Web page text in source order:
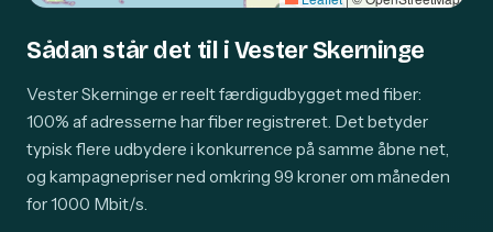
Sådan står det til i Vester Skerninge
Vester Skerninge er reelt færdigudbygget med fiber:
100% af adresserne har fiber registreret. Det betyder
typisk flere udbydere i konkurrence på samme åbne net,
og kampagnepriser ned omkring 99 kroner om måneden
for 1000 Mbit/s.